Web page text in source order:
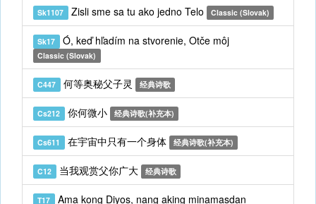
Sk1107 Zisli sme sa tu ako jedno Telo Classic (Slovak)
Sk17 Ó, keď hľadím na stvorenie, Otče môj
Classic (Slovak)
C447 何等奥秘父子灵 经典诗歌
Cs212 你何微小 经典诗歌(补充本)
Cs611 在宇宙中只有一个身体 经典诗歌(补充本)
C12 当我观赏父你广大 经典诗歌
T17 Ama kong Diyos, nang aking minamasdan